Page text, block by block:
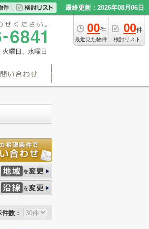
最終更新：2026年08月06日
00件
最近見た物件
00件
検討リスト
火曜日、水曜日
数：